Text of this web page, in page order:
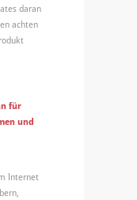
daran
achten
für
und
Internet